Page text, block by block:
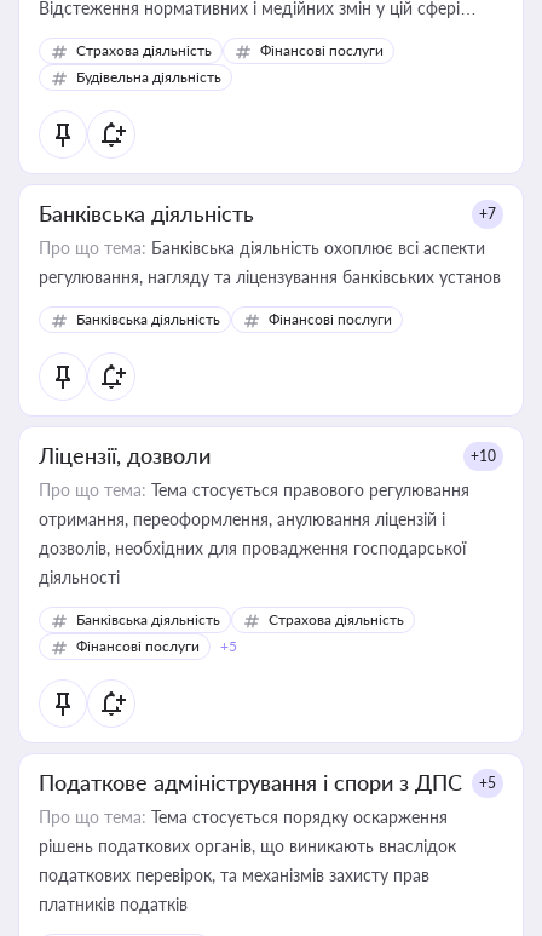
Відстеження нормативних і медійних змін у цій сфері
корисне для власника бізнесу, керівника, юриста або
бухгалтера під час оподаткування, приватизації, оренди
державного майна, корпоративних угод і перевірки
статусу суб'єктів оціночної діяльності
Страхова діяльність
Фінансові послуги
Будівельна діяльність
Банківська діяльність +7
Про що тема: Банківська діяльність охоплює всі аспекти
регулювання, нагляду та ліцензування банківських установ
Банківська діяльність Фінансові послуги
Ліцензії, дозволи +10
Про що тема: Тема стосується правового регулювання
отримання, переоформлення, анулювання ліцензій і
дозволів, необхідних для провадження господарської
діяльності
Банківська діяльність
Страхова діяльність
Фінансові послуги
+5
Податкове адміністрування і спори з ДПС +5
Про що тема: Тема стосується порядку оскарження
рішень податкових органів, що виникають внаслідок
податкових перевірок, та механізмів захисту прав
платників податків